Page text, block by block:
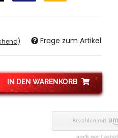
Frage zum Artikel
IN DEN WARENKORB